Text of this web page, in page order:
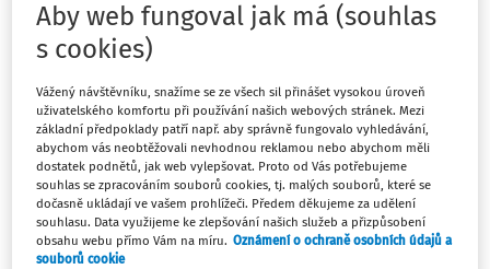
Počet vyhledaných dokumentů:
NOVELIZACE
Revize standardů udržitelnosti: Přichází
zjednodušené ESRS s důrazem na snížení
datové zátěže
Ing. Václav Tittelbach
Aby web fungoval jak má (souhlas
s cookies)
Vážený návštěvníku, snažíme se ze všech sil přinášet vysokou úroveň
uživatelského komfortu při používání našich webových stránek. Mezi
základní předpoklady patří např. aby správně fungovalo vyhledávání,
abychom vás neobtěžovali nevhodnou reklamou nebo abychom měli
dostatek podnětů, jak web vylepšovat. Proto od Vás potřebujeme
souhlas se zpracováním souborů cookies, tj. malých souborů, které se
dočasně ukládají ve vašem prohlížeči. Předem děkujeme za udělení
souhlasu. Data využijeme ke zlepšování našich služeb a přizpůsobení
obsahu webu přímo Vám na míru. Oznámení o ochraně osobních údajů a
souborů cookie